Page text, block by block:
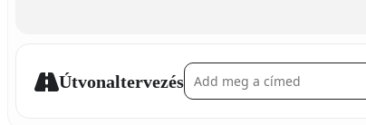
ÚtvonaltervezésAddress - Wasserpistolen-Schlacht []